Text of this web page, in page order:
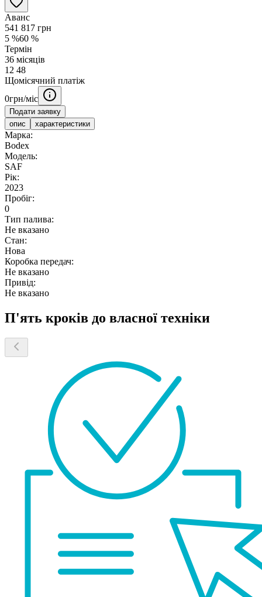
Аванс
541 817 грн
5 %60 %
Термін
36 місяців
12 48
Щомісячний платіж
0грн/міс
Подати заявку
опис
характеристики
Марка:
Bodex
Модель:
SAF
Рік:
2023
Пробіг:
0
Тип палива:
Не вказано
Стан:
Нова
Коробка передач:
Не вказано
Привід:
Не вказано
П'ять кроків до власної техніки